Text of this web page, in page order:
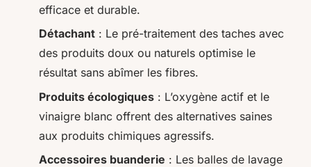
efficace et durable.
Détachant : Le pré-traitement des taches avec
des produits doux ou naturels optimise le
résultat sans abîmer les fibres.
Produits écologiques : L’oxygène actif et le
vinaigre blanc offrent des alternatives saines
aux produits chimiques agressifs.
Accessoires buanderie : Les balles de lavage